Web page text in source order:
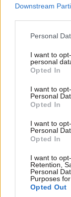
Downstream
Please note that
not limited to
grant or deny
use your data
consent section.
Personal
I want to
personal
Opted In
I want to
Personal
Opted In
I want to
Personal
Opted In
I want to
Retention,
Personal
Purposes
Opted Out